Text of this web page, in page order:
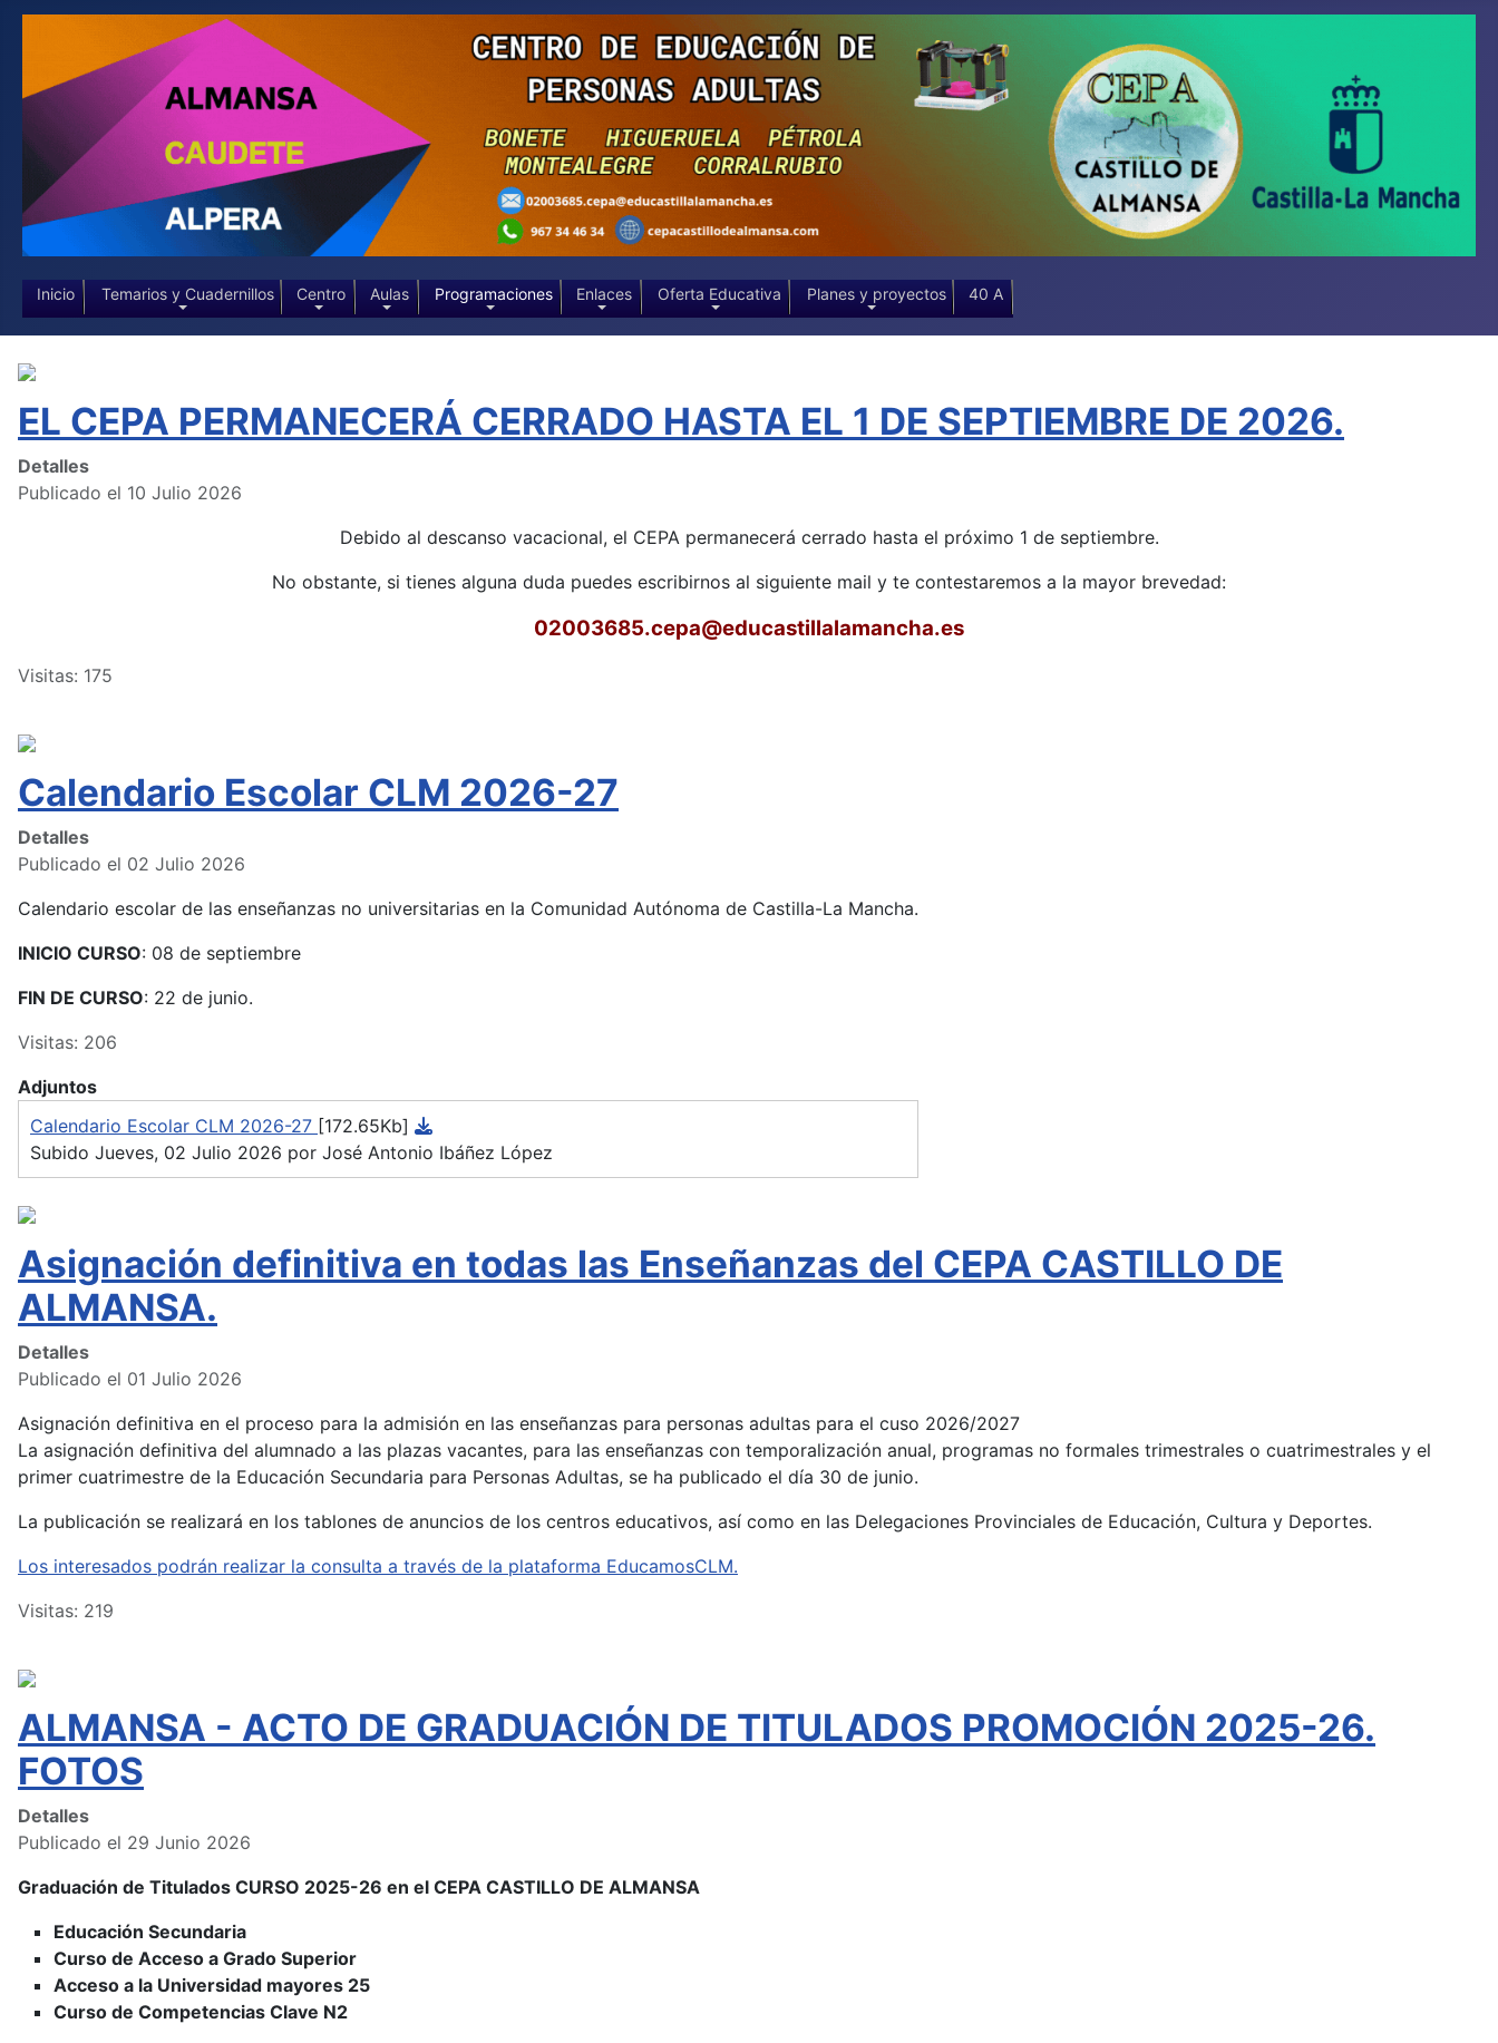
Inicio Temarios y Cuadernillos Centro Aulas Programaciones Enlaces Oferta Educativa Planes y proyectos 40 A
EL CEPA PERMANECERÁ CERRADO HASTA EL 1 DE SEPTIEMBRE DE 2026.
Detalles
Publicado el 10 Julio 2026
Debido al descanso vacacional, el CEPA permanecerá cerrado hasta el próximo 1 de septiembre.
No obstante, si tienes alguna duda puedes escribirnos al siguiente mail y te contestaremos a la mayor brevedad:
02003685.cepa@educastillalamancha.es
Visitas: 175
Calendario Escolar CLM 2026-27
Detalles
Publicado el 02 Julio 2026
Calendario escolar de las enseñanzas no universitarias en la Comunidad Autónoma de Castilla-La Mancha.
INICIO CURSO: 08 de septiembre
FIN DE CURSO: 22 de junio.
Visitas: 206
Adjuntos
Calendario Escolar CLM 2026-27 [172.65Kb]
Subido Jueves, 02 Julio 2026 por José Antonio Ibáñez López
Asignación definitiva en todas las Enseñanzas del CEPA CASTILLO DE
ALMANSA.
Detalles
Publicado el 01 Julio 2026
Asignación definitiva en el proceso para la admisión en las enseñanzas para personas adultas para el cuso 2026/2027
La asignación definitiva del alumnado a las plazas vacantes, para las enseñanzas con temporalización anual, programas no formales trimestrales o cuatrimestrales y el
primer cuatrimestre de la Educación Secundaria para Personas Adultas, se ha publicado el día 30 de junio.
La publicación se realizará en los tablones de anuncios de los centros educativos, así como en las Delegaciones Provinciales de Educación, Cultura y Deportes.
Los interesados podrán realizar la consulta a través de la plataforma EducamosCLM.
Visitas: 219
ALMANSA - ACTO DE GRADUACIÓN DE TITULADOS PROMOCIÓN 2025-26.
FOTOS
Detalles
Publicado el 29 Junio 2026
Graduación de Titulados CURSO 2025-26 en el CEPA CASTILLO DE ALMANSA
Educación Secundaria
Curso de Acceso a Grado Superior
Acceso a la Universidad mayores 25
Curso de Competencias Clave N2